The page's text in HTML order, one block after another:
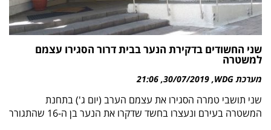
שני החשודים בדקירת הנער בבית דרור הסגירו עצמם
למשטרה
מערכת WDG 30/07/2019
21:06
שני תושבי טמרה הסגירו את עצמם הערב (יום ג') בתחנת
המשטרה בעירם ונעצרו בחשד שדקרו את הנער בן ה-16 שהתגורר